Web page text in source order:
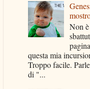
Non
questa mia
Troppo facile.
di "...